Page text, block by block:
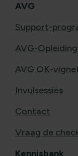
AVG
Support-
AVG-Opleiding
AVG OK-
Invulsessies
Contact
Vraag de
Kennisbank